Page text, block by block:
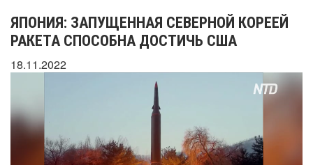
ЯПОНИЯ: ЗАПУЩЕННАЯ СЕВЕРНОЙ КОРЕЕЙ
РАКЕТА СПОСОБНА ДОСТИЧЬ США
18.11.2022